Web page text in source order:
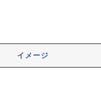
イメージ